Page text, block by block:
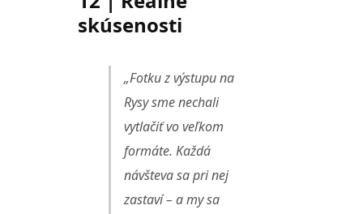
skúsenosti
„Fotku z výstupu na
Rysy sme nechali
vytlačiť vo veľkom
formáte. Každá
návšteva sa pri nej
zastaví – a my sa